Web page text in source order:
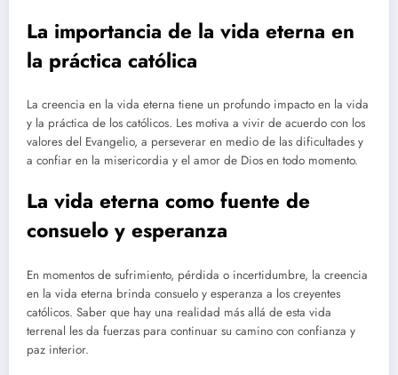
La importancia de la vida eterna en
la práctica católica
La creencia en la vida eterna tiene un profundo impacto en la vida
y la práctica de los católicos. Les motiva a vivir de acuerdo con los
valores del Evangelio, a perseverar en medio de las dificultades y
a confiar en la misericordia y el amor de Dios en todo momento.
La vida eterna como fuente de
consuelo y esperanza
En momentos de sufrimiento, pérdida o incertidumbre, la creencia
en la vida eterna brinda consuelo y esperanza a los creyentes
católicos. Saber que hay una realidad más allá de esta vida
terrenal les da fuerzas para continuar su camino con confianza y
paz interior.